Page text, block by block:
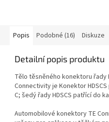
Popis Podobné (16) Diskuze
Detailní popis produktu
Tělo těsněného konektoru řady
Connectivity je Konektor
C; šedý řady HDSCS patřící do
Automobilové konektory TE